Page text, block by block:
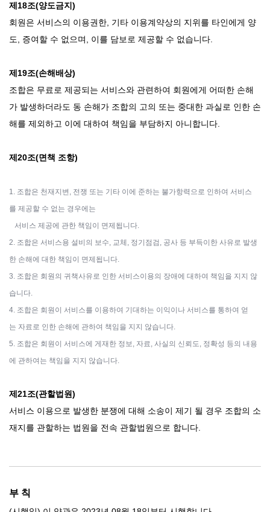
제18조(양도금지)
회원은 서비스의 이용권한, 기타 이용계약상의 지위를 타인에게 양
도, 증여할 수 없으며, 이를 담보로 제공할 수 없습니다.
제19조(손해배상)
조합은 무료로 제공되는 서비스와 관련하여 회원에게 어떠한 손해
가 발생하더라도 동 손해가 조합의 고의 또는 중대한 과실로 인한 손
해를 제외하고 이에 대하여 책임을 부담하지 아니합니다.
제20조(면책 조항)
1. 조합은 천재지변, 전쟁 또는 기타 이에 준하는 불가항력으로 인하여 서비스
를 제공할 수 없는 경우에는
서비스 제공에 관한 책임이 면제됩니다.
2. 조합은 서비스용 설비의 보수, 교체, 정기점검, 공사 등 부득이한 사유로 발생
한 손해에 대한 책임이 면제됩니다.
3. 조합은 회원의 귀책사유로 인한 서비스이용의 장애에 대하여 책임을 지지 않
습니다.
4. 조합은 회원이 서비스를 이용하여 기대하는 이익이나 서비스를 통하여 얻
는 자료로 인한 손해에 관하여 책임을 지지 않습니다.
5. 조합은 회원이 서비스에 게재한 정보, 자료, 사실의 신뢰도, 정확성 등의 내용
에 관하여는 책임을 지지 않습니다.
제21조(관할법원)
서비스 이용으로 발생한 분쟁에 대해 소송이 제기 될 경우 조합의 소
재지를 관할하는 법원을 전속 관할법원으로 합니다.
부 칙